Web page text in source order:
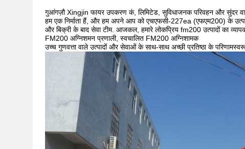
गुआंगज़ौ Xingjin फायर उपकरण कं, लिमिटेड, सुविधाजनक परिवहन और सुंदर
हम एक निर्माता हैं, और हम अपने आप को एचएफसी-227ea (एफएम200) के
और बिक्री के बाद सेवा टीम. आजकल, हमारे लोकप्रिय fm200 उत्पादों का
FM200 अग्निशमन प्रणाली, स्वचालित FM200 अग्निशामक
उच्च गुणवत्ता वाले उत्पादों और सेवाओं के साथ-साथ अच्छी प्रतिष्ठा के